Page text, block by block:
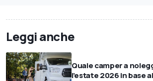
Leggi anche
Quale camper a
l’estate 2026 in base